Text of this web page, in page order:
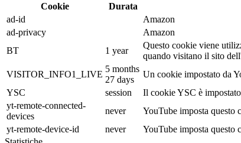
Cookie
Durata
ad-id
Amazon
ad-privacy
Amazon
BT
1 year
Questo cookie viene
quando visitano il sito
VISITOR_INFO1_LIVE
5 months
27 days
Un cookie impostato da
YSC
session
Il cookie YSC è
yt-remote-connected-
devices
never
YouTube imposta questo
yt-remote-device-id
never
YouTube imposta questo